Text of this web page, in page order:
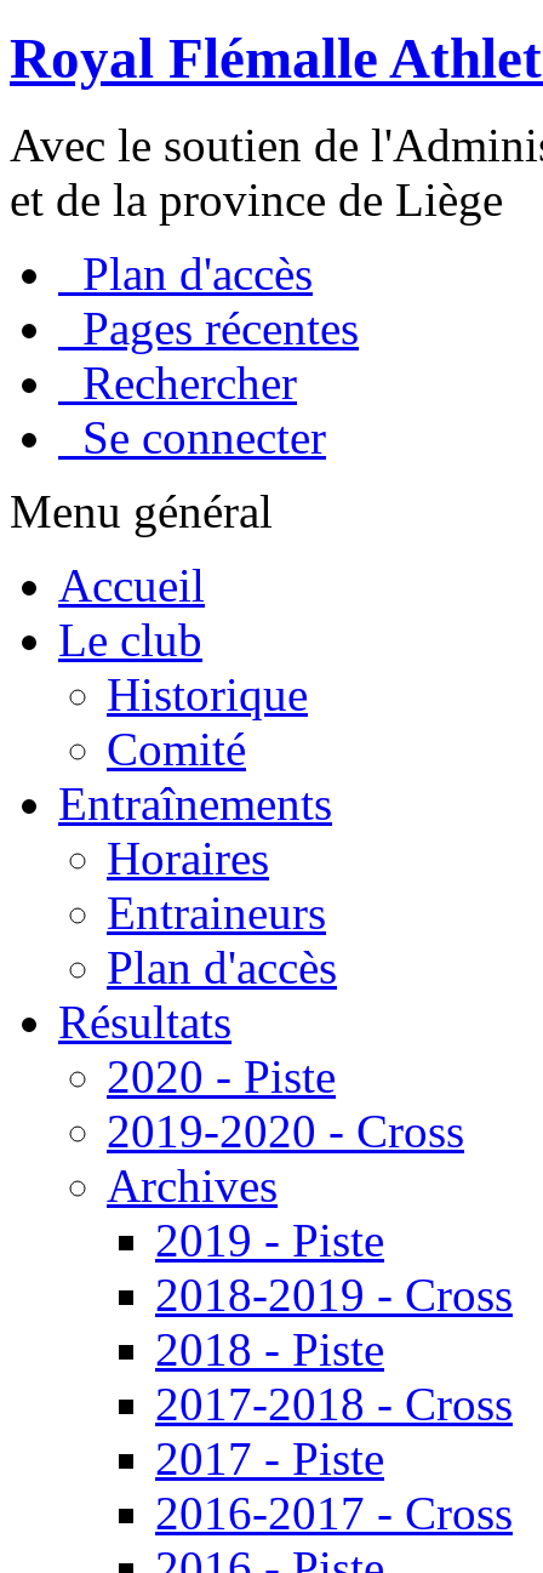
Royal Flémalle
Avec le soutien de
et de la province de Liège
Plan d'accès
Pages récentes
Rechercher
Se connecter
Menu général
Accueil
Le club
Historique
Comité
Entraînements
Horaires
Entraineurs
Plan d'accès
Résultats
2020 - Piste
2019-2020 - Cross
Archives
2019 - Piste
2018-2019 - Cross
2018 - Piste
2017-2018 - Cross
2017 - Piste
2016-2017 - Cross